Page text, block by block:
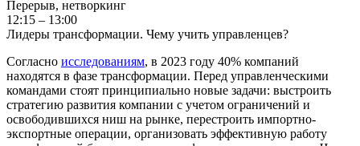
Перерыв, нетворкинг
12:15 – 13:00
Лидеры трансформации. Чему учить управленцев?
Согласно исследованиям, в 2023 году 40% компаний
находятся в фазе трансформации. Перед управленческими
командами стоят принципиально новые задачи: выстроить
стратегию развития компании с учетом ограничений и
освободившихся ниш на рынке, перестроить импортно-
экспортные операции, организовать эффективную работу